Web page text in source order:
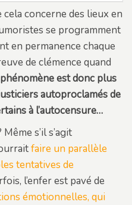
concerne des lieux en
se programment
en permanence chaque
de clémence quand
est donc plus
autoproclamés de
à l’autocensure…
s’il s’agit
faire un parallèle
tentatives de
l’enfer est pavé de
émotionnelles, qui